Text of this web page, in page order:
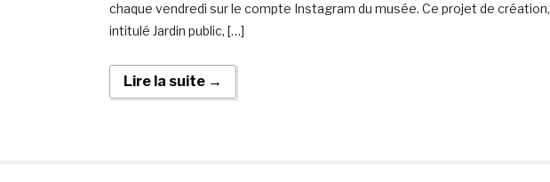
chaque vendredi sur le compte Instagram du musée. Ce projet de création,
intitulé Jardin public, […]
Lire la suite →